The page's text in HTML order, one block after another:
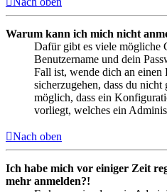
Warum kann ich mich nicht
Dafür gibt es viele mögliche
Benutzername und dein
Fall ist, wende dich an
sicherzugehen, dass du
möglich, dass ein
vorliegt, welches ein
Nach oben
Ich habe mich vor einiger Zeit
mehr anmelden?!